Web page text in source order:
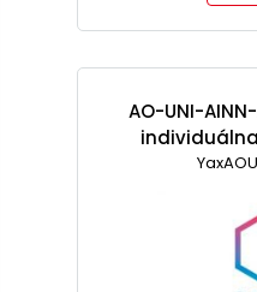
AO-UNI-